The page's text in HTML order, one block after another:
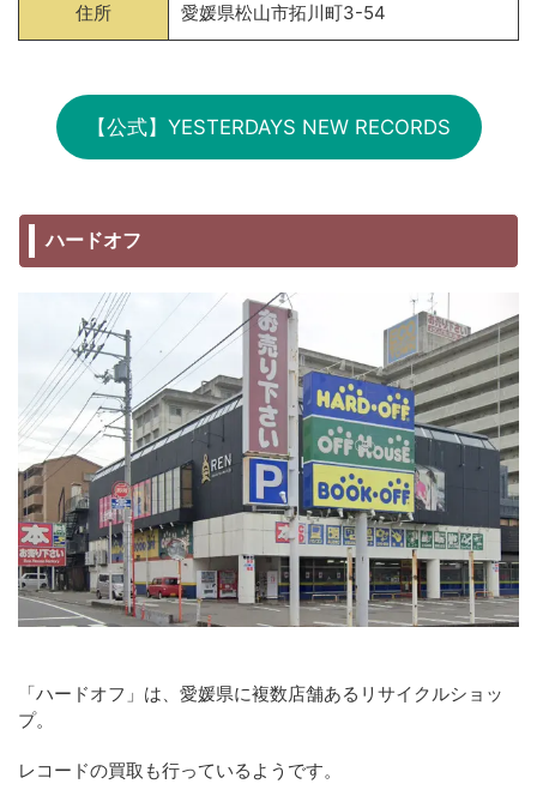
住所 愛媛県松山市拓川町3-54
【公式】YESTERDAYS NEW RECORDS
ハードオフ
「ハードオフ」は、愛媛県に複数店舗あるリサイクルショッ
プ。
レコードの買取も行っているようです。